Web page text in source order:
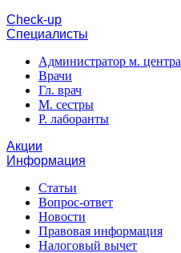
Cheсk-up
Специалисты
Администратор м. центра
Врачи
Гл. врач
М. сестры
Р. лаборанты
Акции
Информация
Статьи
Вопрос-ответ
Новости
Правовая информация
Налоговый вычет